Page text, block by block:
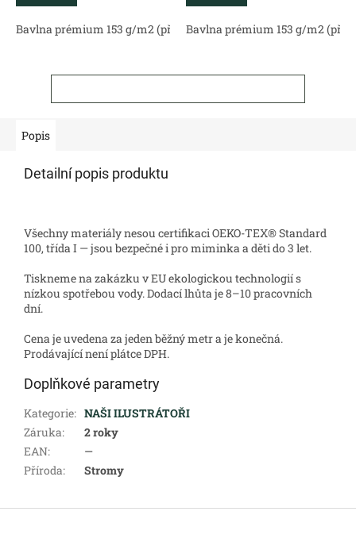
Bavlna prémium 153 g/m2 (přírodní) Bavlněný satén 130 g/
Bavlna prémium 153 g/m2
Popis
Detailní popis produktu
Všechny materiály nesou certifikaci OEKO-TEX® Standard
100, třída I — jsou bezpečné i pro miminka a děti do 3 let.
Tiskneme na zakázku v EU ekologickou technologií s
nízkou spotřebou vody. Dodací lhůta je 8–10 pracovních
dní.
Cena je uvedena za jeden běžný metr a je konečná.
Prodávající není plátce DPH.
Doplňkové parametry
Kategorie: NAŠI ILUSTRÁTOŘI
Záruka:
2 roky
EAN:
—
Příroda: Stromy